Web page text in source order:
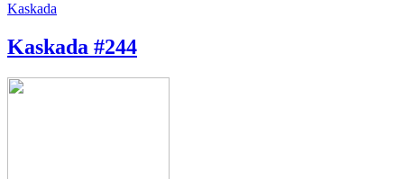
Kaskada
Kaskada #244